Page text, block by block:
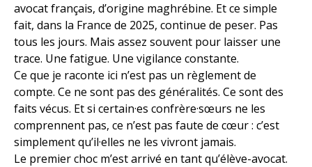
avocat français, d’origine maghrébine. Et ce simple
fait, dans la France de 2025, continue de peser. Pas
tous les jours. Mais assez souvent pour laisser une
trace. Une fatigue. Une vigilance constante.
Ce que je raconte ici n’est pas un règlement de
compte. Ce ne sont pas des généralités. Ce sont des
faits vécus. Et si certain·es confrère·sœurs ne les
comprennent pas, ce n’est pas faute de cœur : c’est
simplement qu’il·elles ne les vivront jamais.
Le premier choc m’est arrivé en tant qu’élève-avocat.